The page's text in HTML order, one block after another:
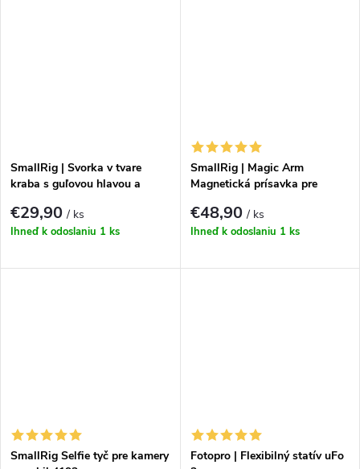
SmallRig | Svorka v tvare
kraba s guľovou hlavou a
€29,90/ ks
Ihneď k odoslaniu 1 ks
SmallRig | Magic Arm
Magnetická prísavka pre
€48,90/ ks
Ihneď k odoslaniu 1 ks
SmallRig Selfie tyč pre kamery
Fotopro | Flexibilný statív uFo